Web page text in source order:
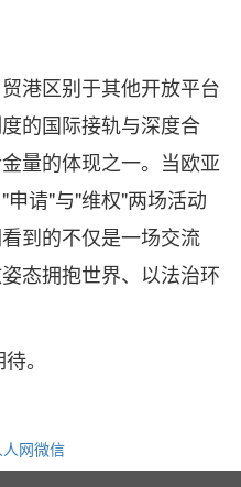
区别于其他开放平台
的国际接轨与深度合
量的体现之一。当欧亚
请"与"维权"两场活动
到的不仅是一场交流
态拥抱世界、以法治环
。
人网微信